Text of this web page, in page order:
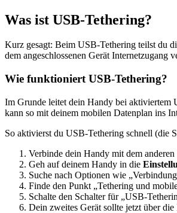
Was ist USB-Tethering?
Kurz gesagt: Beim USB-Tethering teilst du
dem angeschlossenen Gerät Internetzugang
Wie funktioniert USB-Tethering?
Im Grunde leitet dein Handy bei aktiviertem
kann so mit deinem mobilen Datenplan ins
So aktivierst du USB-Tethering schnell (die
Verbinde dein Handy mit dem
Geh auf deinem Handy in die
Suche nach Optionen wie
Finde den Punkt „Tethering und
Schalte den Schalter für „USB-
Dein zweites Gerät sollte jetzt über